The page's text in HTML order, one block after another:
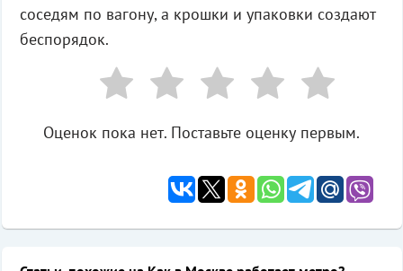
соседям по вагону, а крошки и упаковки создают
беспорядок.
Оценок пока нет. Поставьте оценку первым.